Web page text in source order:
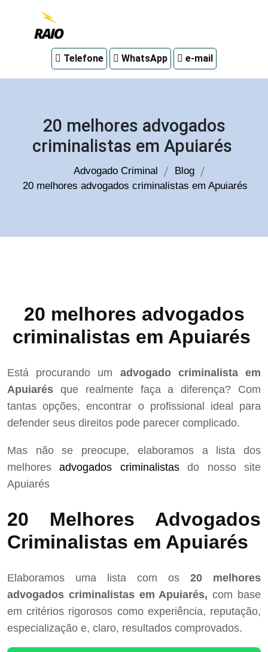
em
Telefone WhatsApp e-mail
20 melhores advogados
criminalistas em Apuiarés
Advogado Criminal
Blog
20 melhores advogados criminalistas em Apuiarés
20 melhores advogados
criminalistas em Apuiarés
Está procurando um advogado criminalista em
Apuiarés que realmente faça a diferença? Com
tantas opções, encontrar o profissional ideal para
defender seus direitos pode parecer complicado.
Mas não se preocupe, elaboramos a lista dos
melhoresadvogados criminalistasdo nosso site
Apuiarés
20 Melhores Advogados
Criminalistas em Apuiarés
Elaboramos uma lista com os 20 melhores
advogados criminalistas em Apuiarés, com base
em critérios rigorosos como experiência, reputação,
especialização e, claro, resultados comprovados.